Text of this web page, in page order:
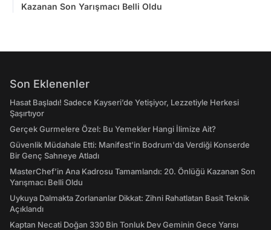
Kazanan Son Yarışmacı Belli Oldu
Son Eklenenler
Hasat Başladı! Sadece Kayseri’de Yetişiyor, Lezzetiyle Herkesi
Şaşırtıyor
Gerçek Gurmelere Özel: Bu Yemekler Hangi İlimize Ait?
Güvenlik Müdahale Etti: Manifest'in Bodrum'da Verdiği Konserde
Bir Genç Sahneye Atladı
MasterChef’in Ana Kadrosu Tamamlandı: 20. Önlüğü Kazanan Son
Yarışmacı Belli Oldu
Uykuya Dalmakta Zorlananlar Dikkat: Zihni Rahatlatan Basit Teknik
Açıklandı
Kaptan Necati Doğan 330 Bin Tonluk Dev Geminin Gece Yarısı